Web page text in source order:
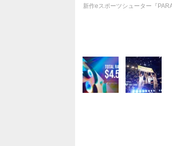
新作eスポーツシューター『